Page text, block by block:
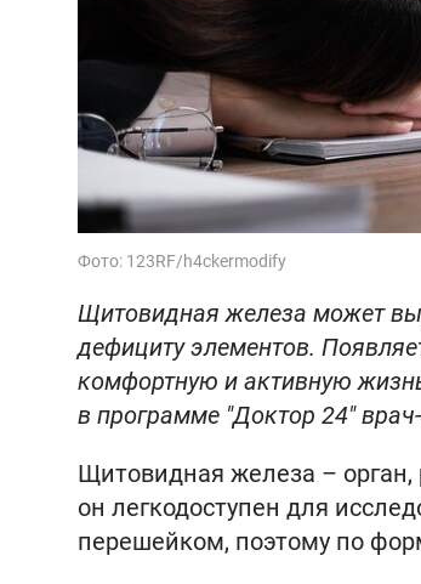
Фото: 123RF/h4ckermodify
Щитовидная железа может
дефициту элементов.
комфортную и активную
в программе "Доктор 24"
Щитовидная железа –
он легкодоступен для
перешейком, поэтому по